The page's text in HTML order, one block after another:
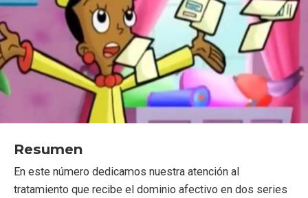
Resumen
En este número dedicamos nuestra atención al
tratamiento que recibe el dominio afectivo en dos series